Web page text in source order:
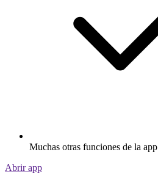
Muchas otras funciones de la app
Abrir app